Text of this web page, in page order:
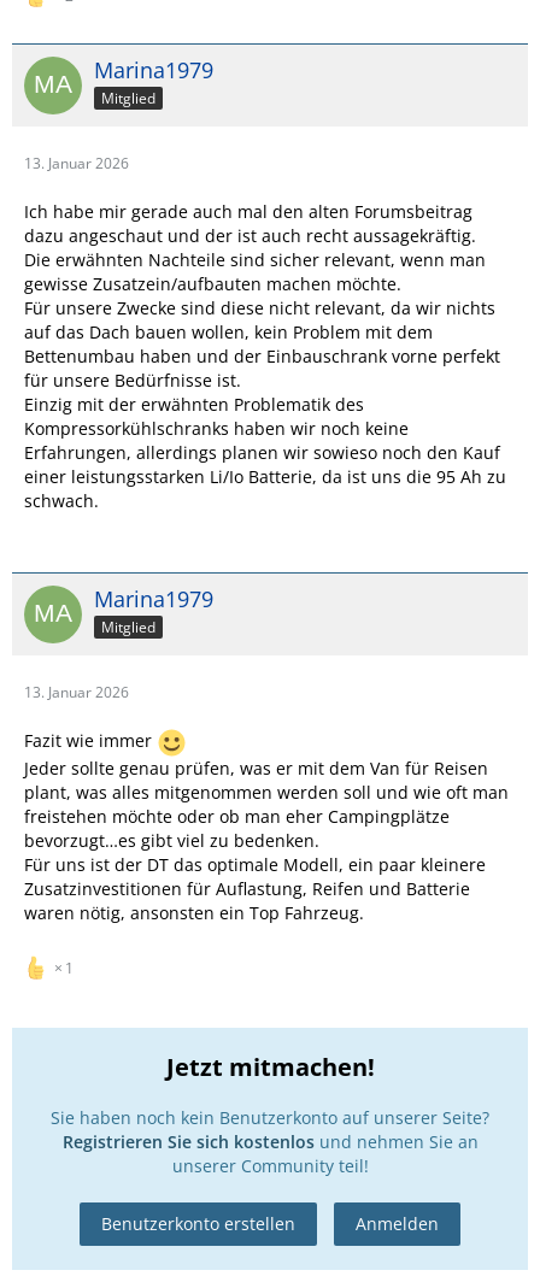
Marina1979
Mitglied
13. Januar 2026
Ich habe mir gerade auch mal den alten Forumsbeitrag
dazu angeschaut und der ist auch recht aussagekräftig.
Die erwähnten Nachteile sind sicher relevant, wenn man
gewisse Zusatzein/aufbauten machen möchte.
Für unsere Zwecke sind diese nicht relevant, da wir nichts
auf das Dach bauen wollen, kein Problem mit dem
Bettenumbau haben und der Einbauschrank vorne perfekt
für unsere Bedürfnisse ist.
Einzig mit der erwähnten Problematik des
Kompressorkühlschranks haben wir noch keine
Erfahrungen, allerdings planen wir sowieso noch den Kauf
einer leistungsstarken Li/Io Batterie, da ist uns die 95 Ah zu
schwach.
Marina1979
Mitglied
13. Januar 2026
Fazit wie immer
Jeder sollte genau prüfen, was er mit dem Van für Reisen
plant, was alles mitgenommen werden soll und wie oft man
freistehen möchte oder ob man eher Campingplätze
bevorzugt…es gibt viel zu bedenken.
Für uns ist der DT das optimale Modell, ein paar kleinere
Zusatzinvestitionen für Auflastung, Reifen und Batterie
waren nötig, ansonsten ein Top Fahrzeug.
1
Jetzt mitmachen!
Sie haben noch kein Benutzerkonto auf unserer Seite?
Registrieren Sie sich kostenlosund nehmen Sie an
unserer Community teil!
Benutzerkonto erstellen Anmelden